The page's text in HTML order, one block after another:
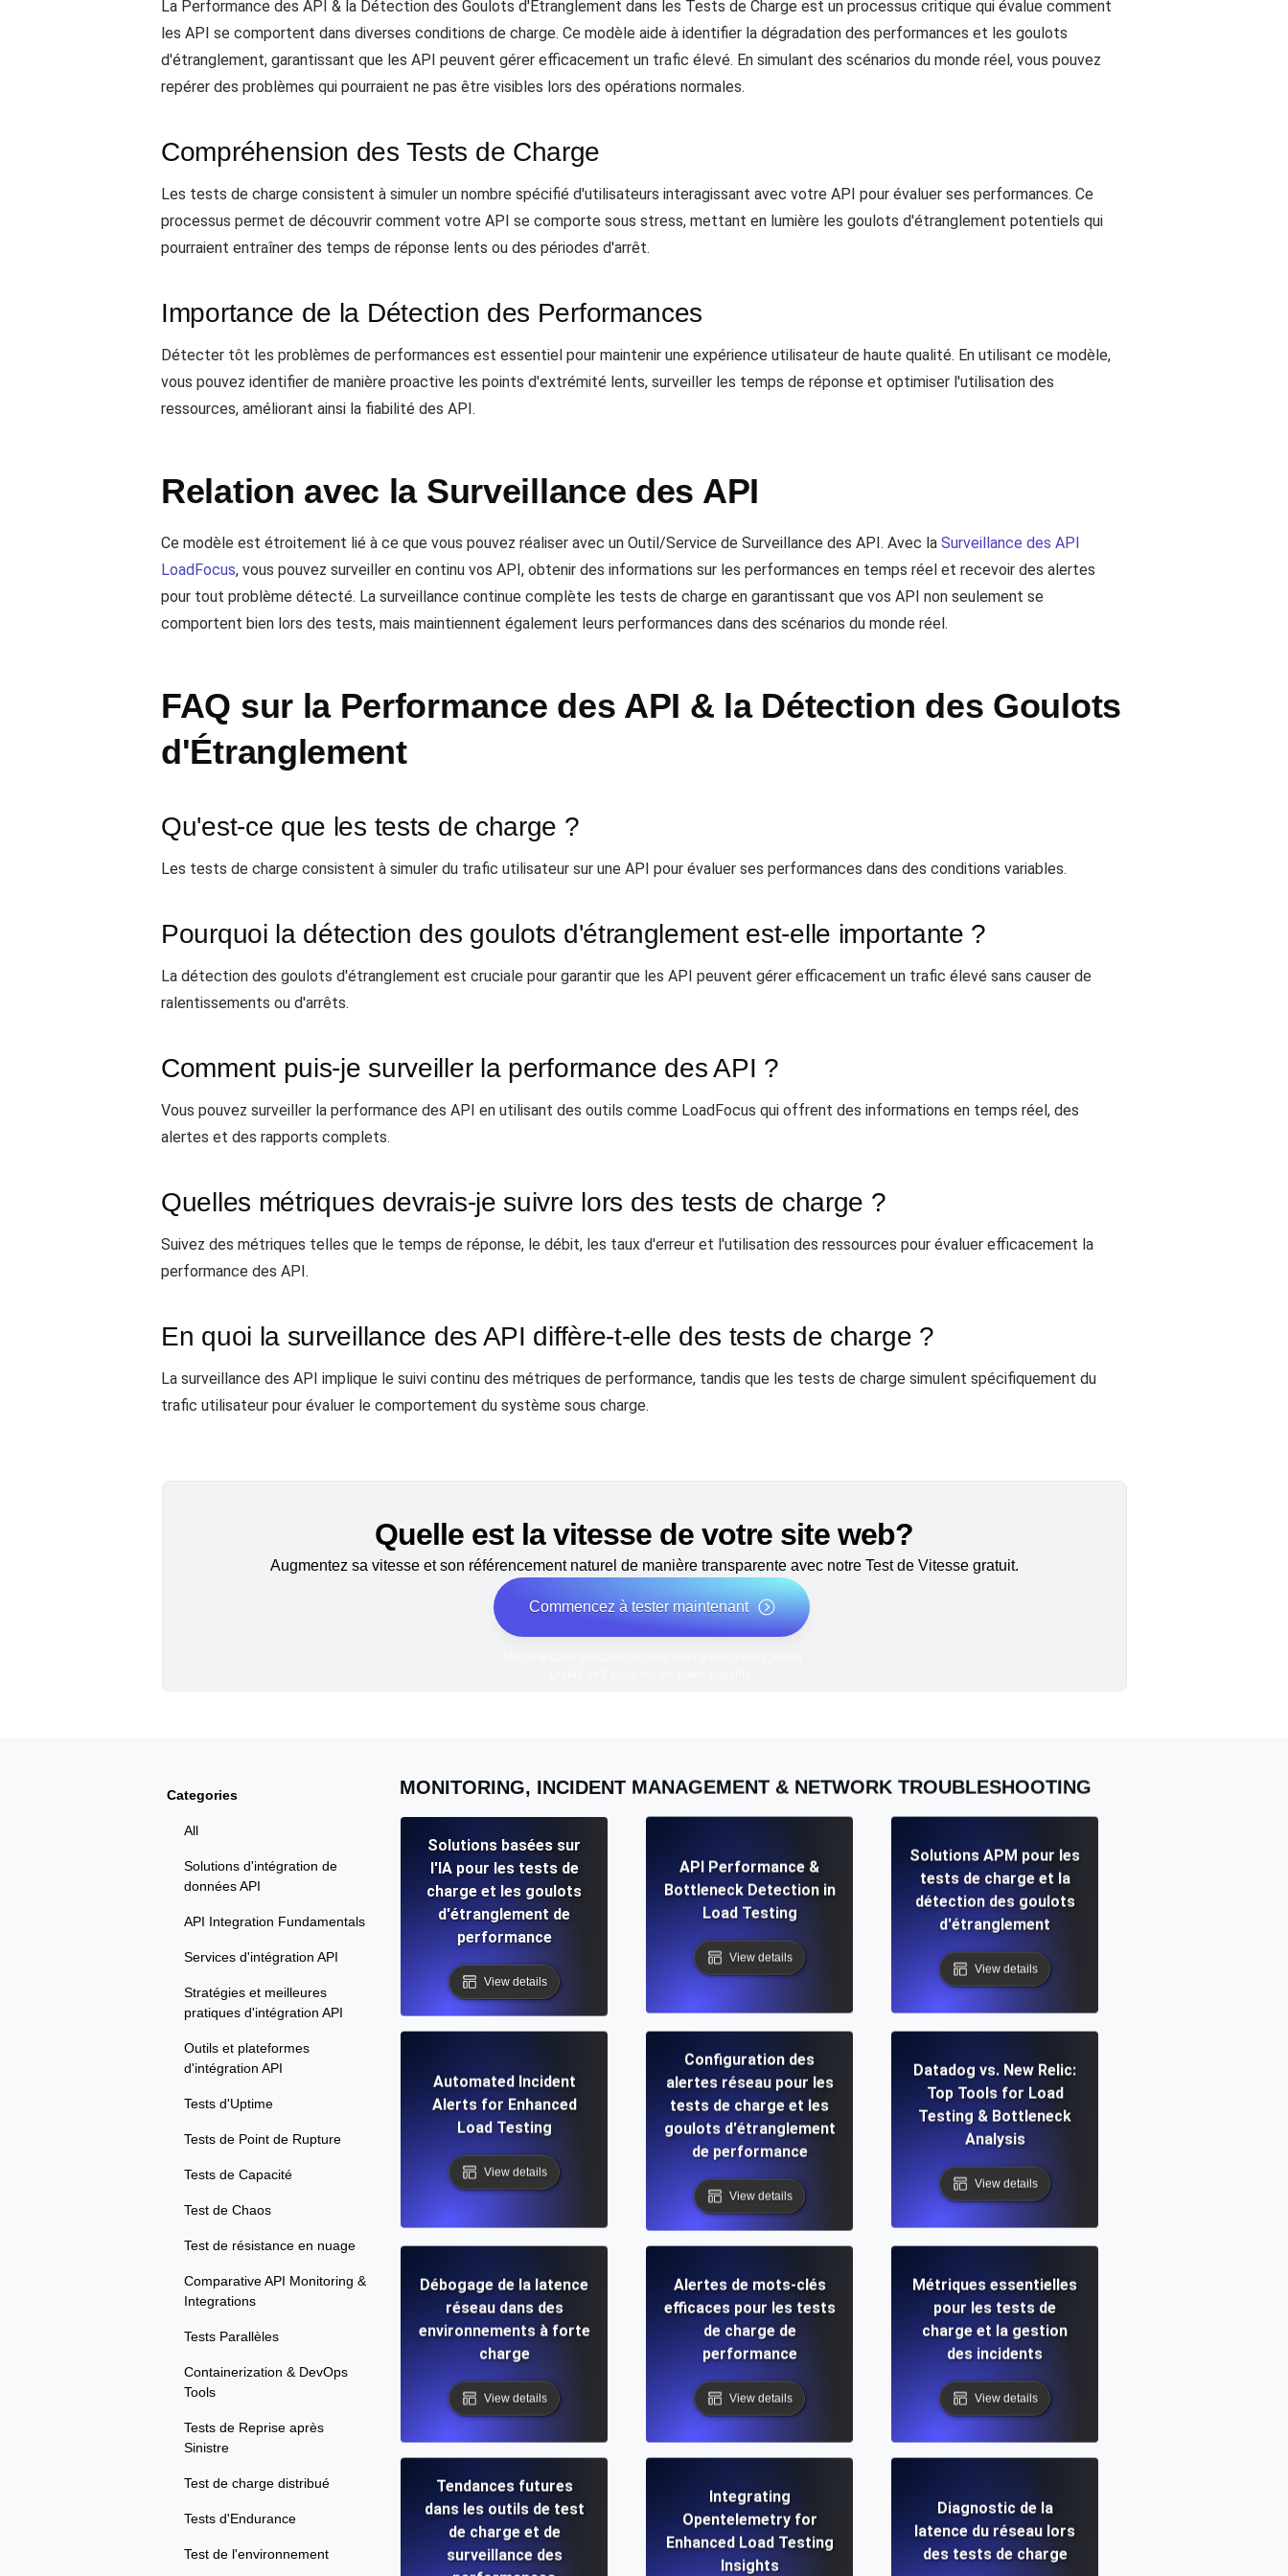
La Performance des API & la Détection des Goulots d'Étranglement dans les Tests de Charge est un processus critique qui évalue comment
les API se comportent dans diverses conditions de charge. Ce modèle aide à identifier la dégradation des performances et les goulots
d'étranglement, garantissant que les API peuvent gérer efficacement un trafic élevé. En simulant des scénarios du monde réel, vous pouvez
repérer des problèmes qui pourraient ne pas être visibles lors des opérations normales.
Compréhension des Tests de Charge
Les tests de charge consistent à simuler un nombre spécifié d'utilisateurs interagissant avec votre API pour évaluer ses performances. Ce
processus permet de découvrir comment votre API se comporte sous stress, mettant en lumière les goulots d'étranglement potentiels qui
pourraient entraîner des temps de réponse lents ou des périodes d'arrêt.
Importance de la Détection des Performances
Détecter tôt les problèmes de performances est essentiel pour maintenir une expérience utilisateur de haute qualité. En utilisant ce modèle,
vous pouvez identifier de manière proactive les points d'extrémité lents, surveiller les temps de réponse et optimiser l'utilisation des
ressources, améliorant ainsi la fiabilité des API.
Relation avec la Surveillance des API
Ce modèle est étroitement lié à ce que vous pouvez réaliser avec un Outil/Service de Surveillance des API. Avec la Surveillance des API
LoadFocus, vous pouvez surveiller en continu vos API, obtenir des informations sur les performances en temps réel et recevoir des alertes
pour tout problème détecté. La surveillance continue complète les tests de charge en garantissant que vos API non seulement se
comportent bien lors des tests, mais maintiennent également leurs performances dans des scénarios du monde réel.
FAQ sur la Performance des API & la Détection des Goulots
d'Étranglement
Qu'est-ce que les tests de charge ?
Les tests de charge consistent à simuler du trafic utilisateur sur une API pour évaluer ses performances dans des conditions variables.
Pourquoi la détection des goulots d'étranglement est-elle importante ?
La détection des goulots d'étranglement est cruciale pour garantir que les API peuvent gérer efficacement un trafic élevé sans causer de
ralentissements ou d'arrêts.
Comment puis-je surveiller la performance des API ?
Vous pouvez surveiller la performance des API en utilisant des outils comme LoadFocus qui offrent des informations en temps réel, des
alertes et des rapports complets.
Quelles métriques devrais-je suivre lors des tests de charge ?
Suivez des métriques telles que le temps de réponse, le débit, les taux d'erreur et l'utilisation des ressources pour évaluer efficacement la
performance des API.
En quoi la surveillance des API diffère-t-elle des tests de charge ?
La surveillance des API implique le suivi continu des métriques de performance, tandis que les tests de charge simulent spécifiquement du
trafic utilisateur pour évaluer le comportement du système sous charge.
Quelle est la vitesse de votre site web?
Augmentez sa vitesse et son référencement naturel de manière transparente avec notre Test de Vitesse gratuit.
Commencez à tester maintenant
Categories
All
Solutions d'intégration de
données API
API Integration Fundamentals
Services d'intégration API
Stratégies et meilleures
pratiques d'intégration API
Outils et plateformes
d'intégration API
Tests d'Uptime
Tests de Point de Rupture
Tests de Capacité
Test de Chaos
Test de résistance en nuage
Comparative API Monitoring &
Integrations
Tests Parallèles
Containerization & DevOps
Tools
Tests de Reprise après
Sinistre
Test de charge distribué
Tests d'Endurance
Test de l'environnement
MONITORING, INCIDENT MANAGEMENT & NETWORK TROUBLESHOOTING
Solutions basées sur
l'IA pour les tests de
charge et les goulots
d'étranglement de
performance
View details
API Performance &
Bottleneck Detection in
Load Testing
View details
Solutions APM pour les
tests de charge et la
détection des goulots
d'étranglement
View details
Automated Incident
Alerts for Enhanced
Load Testing
View details
Configuration des
alertes réseau pour les
tests de charge et les
goulots d'étranglement
de performance
View details
Datadog vs. New Relic:
Top Tools for Load
Testing & Bottleneck
Analysis
View details
Débogage de la latence
réseau dans des
environnements à forte
charge
View details
Alertes de mots-clés
efficaces pour les tests
de charge de
performance
View details
Métriques essentielles
pour les tests de
charge et la gestion
des incidents
View details
Tendances futures
dans les outils de test
de charge et de
surveillance des
Integrating
Opentelemetry for
Enhanced Load Testing
Insights
Diagnostic de la
latence du réseau lors
des tests de charge